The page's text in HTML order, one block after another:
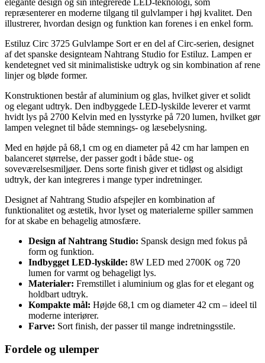
repræsenterer en moderne tilgang til gulvlamper i høj kvalitet. Den
illustrerer, hvordan design og funktion kan forenes i en enkel form.
Estiluz Circ 3725 Gulvlampe Sort er en del af Circ-serien, designet
af det spanske designteam Nahtrang Studio for Estiluz. Lampen er
kendetegnet ved sit minimalistiske udtryk og sin kombination af rene
linjer og bløde former.
Konstruktionen består af aluminium og glas, hvilket giver et solidt
og elegant udtryk. Den indbyggede LED-lyskilde leverer et varmt
hvidt lys på 2700 Kelvin med en lysstyrke på 720 lumen, hvilket gør
lampen velegnet til både stemnings- og læsebelysning.
Med en højde på 68,1 cm og en diameter på 42 cm har lampen en
balanceret størrelse, der passer godt i både stue- og
soveværelsesmiljøer. Dens sorte finish giver et tidløst og alsidigt
udtryk, der kan integreres i mange typer indretninger.
Designet af Nahtrang Studio afspejler en kombination af
funktionalitet og æstetik, hvor lyset og materialerne spiller sammen
for at skabe en behagelig atmosfære.
Design af Nahtrang Studio: Spansk design med fokus på
form og funktion.
Indbygget LED-lyskilde: 8W LED med 2700K og 720
lumen for varmt og behageligt lys.
Materialer: Fremstillet i aluminium og glas for et elegant og
holdbart udtryk.
Kompakte mål: Højde 68,1 cm og diameter 42 cm – ideel til
moderne interiører.
Farve: Sort finish, der passer til mange indretningsstile.
Fordele og ulemper